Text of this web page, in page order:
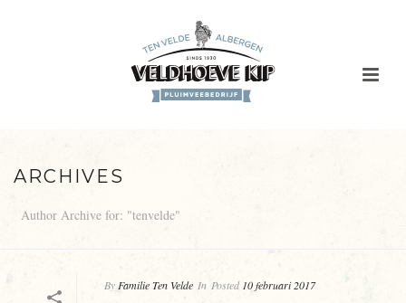
ARCHIVES
Author Archive for: "tenvelde"
By Familie Ten Velde In Posted 10 februari 2017